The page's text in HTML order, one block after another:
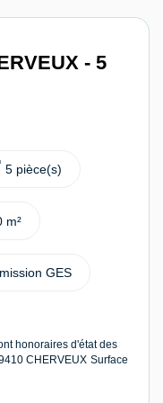
- 5
5 pièce(s)
m²
GES
honoraires d'état des
CHERVEUX Surface